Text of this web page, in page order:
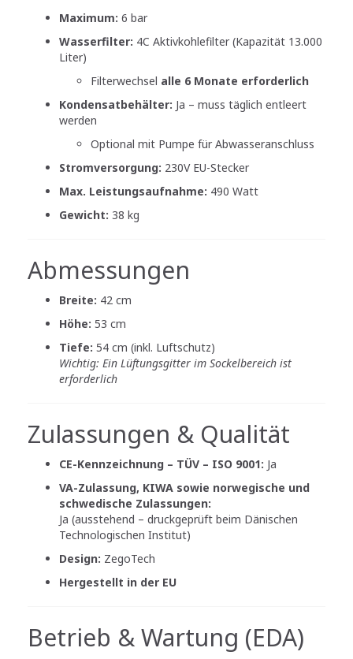
Maximum: 6 bar
Wasserfilter: 4C Aktivkohlefilter (Kapazität 13.000
Liter)
Filterwechsel alle 6 Monate erforderlich
Kondensatbehälter: Ja – muss täglich entleert
werden
Optional mit Pumpe für Abwasseranschluss
Stromversorgung: 230V EU-Stecker
Max. Leistungsaufnahme: 490 Watt
Gewicht: 38 kg
Abmessungen
Breite: 42 cm
Höhe: 53 cm
Tiefe: 54 cm (inkl. Luftschutz)
Wichtig: Ein Lüftungsgitter im Sockelbereich ist
erforderlich
Zulassungen & Qualität
CE-Kennzeichnung – TÜV – ISO 9001: Ja
VA-Zulassung, KIWA sowie norwegische und
schwedische Zulassungen:
Ja (ausstehend – druckgeprüft beim Dänischen
Technologischen Institut)
Design: ZegoTech
Hergestellt in der EU
Betrieb & Wartung (EDA)